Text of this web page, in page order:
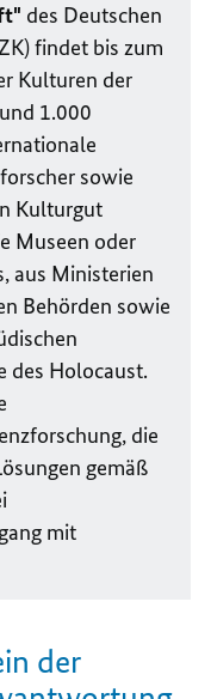
des Deutschen
findet bis zum
Kulturen der
1.000
sowie
Kulturgut
Museen oder
aus Ministerien
Behörden sowie
des Holocaust.
die
gemäß
mit
der